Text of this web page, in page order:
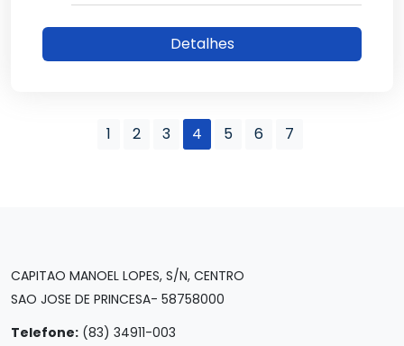
Detalhes
1 2 3 4 5 6 7
CAPITAO MANOEL LOPES, S/N, CENTRO
SAO JOSE DE PRINCESA- 58758000
Telefone: (83) 34911-003